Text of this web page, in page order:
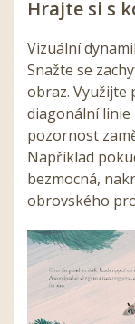
Hrajte si s
Vizuální
Snažte se
obraz. Využijte
diagonální linie
pozornost
Například
bezmocná,
obrovského